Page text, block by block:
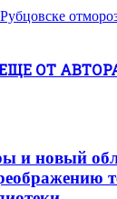
ОТ
и новый